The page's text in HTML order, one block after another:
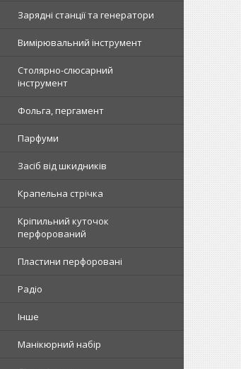
Зарядні станції та генератори
Вимірювальний інструмент
Столярно-слюсарний
інструмент
Фольга, пергамент
Парфуми
Засіб від шкидників
Крапельна стрічка
Кріпильний куточок
перфорований
Пластини перфоровані
Радіо
Інше
Манікюрний набір